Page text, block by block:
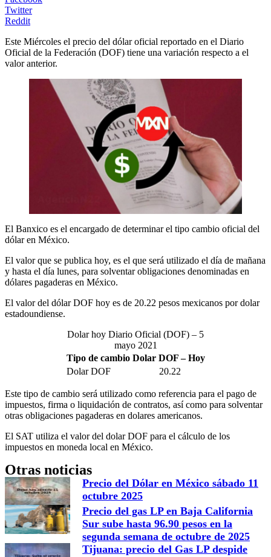
Twitter
Reddit
Este Miércoles el precio del dólar oficial reportado en el Diario
Oficial de la Federación (DOF) tiene una variación respecto a el
valor anterior.
El Banxico es el encargado de determinar el tipo cambio oficial del
dólar en México.
El valor que se publica hoy, es el que será utilizado el día de mañana
y hasta el día lunes, para solventar obligaciones denominadas en
dólares pagaderas en México.
El valor del dólar DOF hoy es de 20.22 pesos mexicanos por dolar
estadoundiense.
Dolar hoy Diario Oficial (DOF) – 5
mayo 2021
Tipo de cambio Dolar DOF – Hoy
Dolar DOF
20.22
Este tipo de cambio será utilizado como referencia para el pago de
impuestos, firma o liquidación de contratos, así como para solventar
otras obligaciones pagaderas en dolares americanos.
El SAT utiliza el valor del dolar DOF para el cálculo de los
impuestos en moneda local en México.
Otras noticias
Precio del Dólar en México sábado 11
octubre 2025
Precio del gas LP en Baja California
Sur sube hasta 96.90 pesos en la
segunda semana de octubre de 2025
Tijuana: precio del Gas LP despide